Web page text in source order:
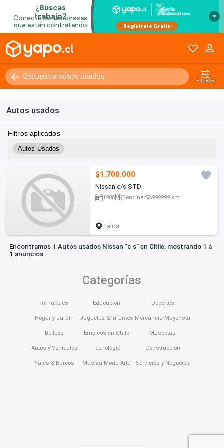
×
FILTRAR
Autos usados
Filtros aplicados
Autos Usados
$1.700.000
Nissan c/s STD
1988 Bencina 999999 km
Talca
Encontramos 1 Autos usados Nissan "c s" en Chile, mostrando 1 a
1 anuncios
Categorías
Inmuebles
Hogar y Jardín
Belleza
Autos y Vehículos
Yates & Barcos
Educación
Juguetes & Infantes
Empleos en Chile
Tecnología
Música Moda Arte
Deportes
Mercancía Mayorista
Mascotas
Construcción
Servicios y Negocios
Kilómetros 0 - 250000+